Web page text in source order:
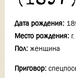
Дата рождения:
Место рождения:
Пол: женщина
Приговор: